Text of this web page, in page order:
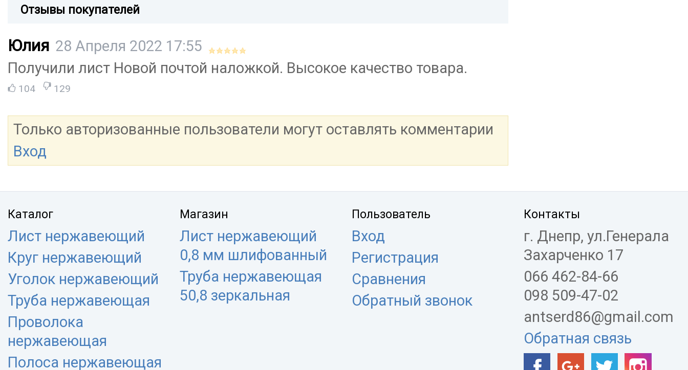
Отзывы покупателей
Юлия 28 Апреля 2022 17:55
Получили лист Новой почтой наложкой. Высокое качество товара.
104 129
Только авторизованные пользователи могут оставлять комментарии
Вход
Каталог
Лист нержавеющий
Круг нержавеющий
Уголок нержавеющий
Труба нержавеющая
Проволока
нержавеющая
Полоса нержавеющая
Магазин
Лист нержавеющий
0,8 мм шлифованный
Труба нержавеющая
50,8 зеркальная
Пользователь
Вход
Регистрация
Сравнения
Обратный звонок
Контакты
г. Днепр, ул.Генерала
Захарченко 17
066 462-84-66
098 509-47-02
antserd86@gmail.com
Обратная связь